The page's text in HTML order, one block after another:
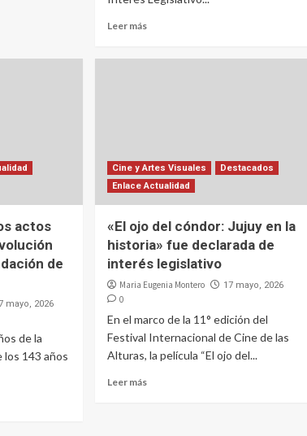
Leer más
actos
de
mayo, 2026
de la
los 143 años
Cine y Artes Visuales
Destacados
Enlace Actualidad
«El ojo del cóndor: Jujuy en la
historia» fue declarada de
interés legislativo
Maria Eugenia Montero 17 mayo, 2026
0
En el marco de la 11° edición del
Festival Internacional de Cine de las
Alturas, la película “El ojo del...
Leer más